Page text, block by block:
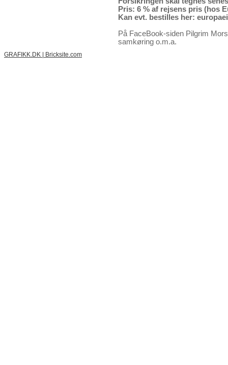
Pris: 6 % af rejsens pris (hos
Kan evt. bestilles her:
På FaceBook-siden Pilgrim
samkøring o.m.a.
GRAFIKK.DK Bricksite.com